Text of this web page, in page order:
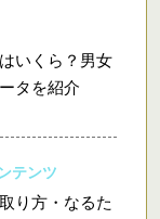
いくら？男女
タを紹介
テンツ
り方・なるた